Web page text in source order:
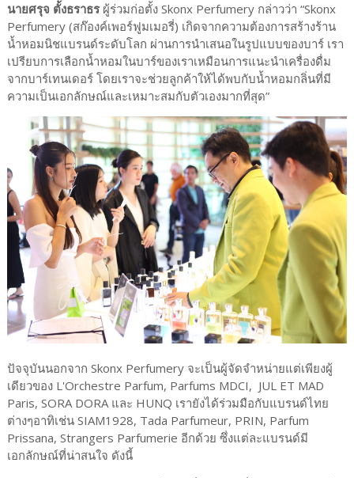
นายศรุจ ตั้งธราธรผู้ร่วมก่อตั้ง Skonx Perfumery กล่าวว่า “Skonx
Perfumery (สก๊องค์เพอร์ฟูมเมอรี่) เกิดจากความต้องการสร้างร้าน
น้ำหอมนิชแบรนด์ระดับโลก ผ่านการนำเสนอในรูปแบบของบาร์ เรา
เปรียบการเลือกน้ำหอมในบาร์ของเราเหมือนการแนะนำเครื่องดื่ม
จากบาร์เทนเดอร์ โดยเราจะช่วยลูกค้าให้ได้พบกับน้ำหอมกลิ่นที่มี
ความเป็นเอกลักษณ์และเหมาะสมกับตัวเองมากที่สุด”
ปัจจุบันนอกจาก Skonx Perfumery จะเป็นผู้จัดจำหน่ายแต่เพียงผู้
เดียวของ L'Orchestre Parfum, Parfums MDCI, JUL ET MAD
Paris, SORA DORA และ HUNQ เรายังได้ร่วมมือกับแบรนด์ไทย
ต่างๆอาทิเช่น SIAM1928, Tada Parfumeur, PRIN, Parfum
Prissana, Strangers Parfumerie อีกด้วย ซึ่งแต่ละแบรนด์มี
เอกลักษณ์ที่น่าสนใจ ดังนี้